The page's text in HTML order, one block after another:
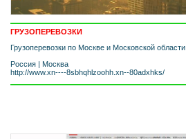
ГРУЗОПЕРЕВОЗКИ
Грузоперевозки по Москве и Московской области
Россия | Москва
http://www.xn----8sbhqhlzoohh.xn--80adxhks/